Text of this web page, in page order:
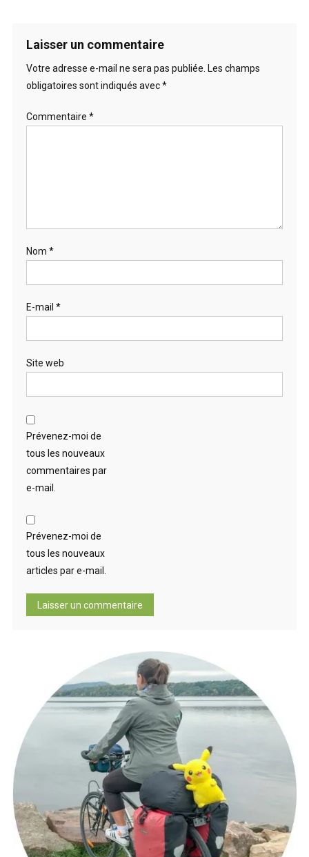
Laisser un commentaire
Votre adresse e-mail ne sera pas publiée. Les champs
obligatoires sont indiqués avec*
Commentaire *
Nom *
E-mail *
Site web
Prévenez-moi de
tous les nouveaux
commentaires par
e-mail.
Prévenez-moi de
tous les nouveaux
articles par e-mail.